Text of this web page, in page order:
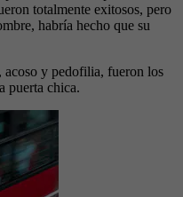
totalmente exitosos, pero
habría hecho que su
acoso y pedofilia, fueron los
puerta chica.